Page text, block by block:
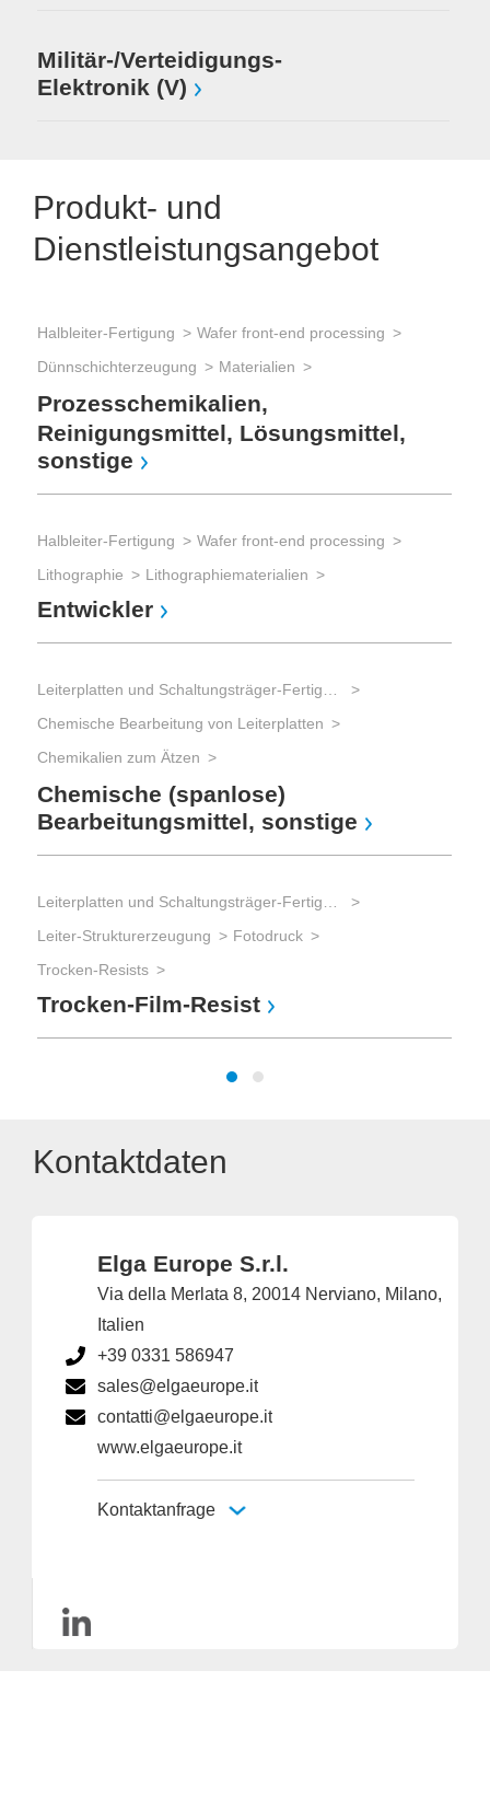
Militär-/Verteidigungs-
Elektronik (V)
Produkt- und
Dienstleistungsangebot
Halbleiter-Fertigung
Wafer front-end processing
Dünnschichterzeugung
Materialien
Prozesschemikalien,
Reinigungsmittel, Lösungsmittel,
sonstige
Halbleiter-Fertigung
Wafer front-end processing
Lithographie
Lithographiematerialien
Entwickler
Chemische Bearbeitung von Leiterplatten
Chemikalien zum Ätzen
Chemische (spanlose)
Bearbeitungsmittel, sonstige
Leiter-Strukturerzeugung
Fotodruck
Trocken-Resists
Trocken-Film-Resist
Kontaktdaten
Elga Europe S.r.l.
Via della Merlata 8, 20014 Nerviano, Milano,
Italien
+39 0331 586947
sales@elgaeurope.it
contatti@elgaeurope.it
www.elgaeurope.it
Kontaktanfrage